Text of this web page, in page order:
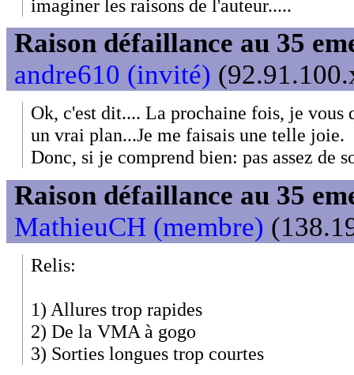
imaginer les raisons de l'auteur.....
Raison défaillance au 35
andre610 (invité)
Ok, c'est dit.... La prochaine fois, je vous
un vrai plan...Je me faisais une telle joie.
Donc, si je comprend bien: pas assez de
Raison défaillance au 35
MathieuCH (membre)
Relis:
1) Allures trop rapides
2) De la VMA à gogo
3) Sorties longues trop courtes